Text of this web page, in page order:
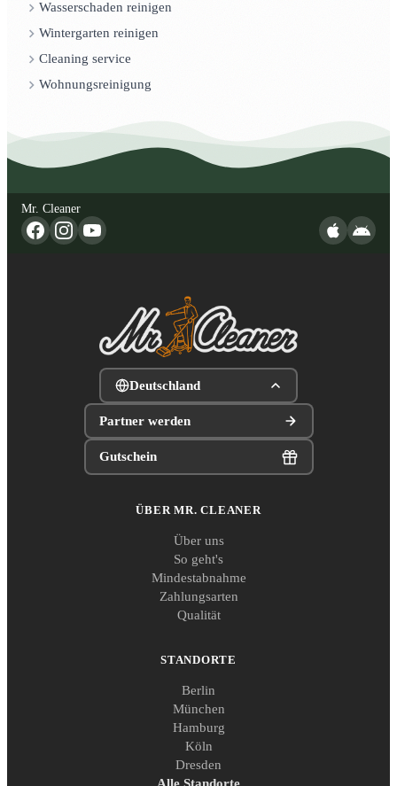
Wasserschaden reinigen
Wintergarten reinigen
Cleaning service
Wohnungsreinigung
Mr. Cleaner
Deutschland
Partner werden
Gutschein
ÜBER MR. CLEANER
Über uns
So geht's
Mindestabnahme
Zahlungsarten
Qualität
STANDORTE
Berlin
München
Hamburg
Köln
Dresden